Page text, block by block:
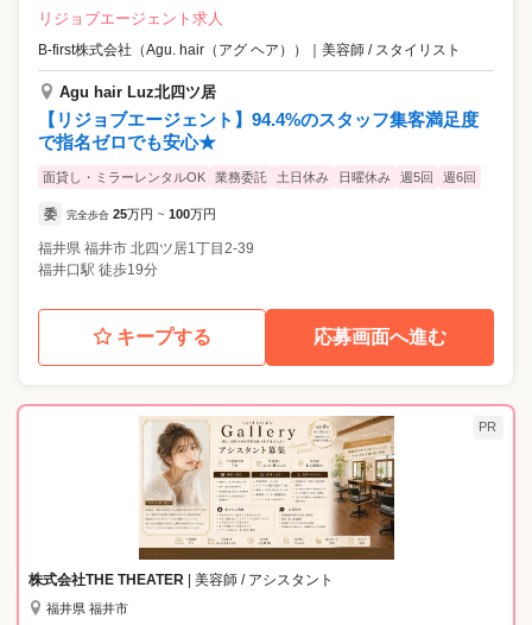
リジョブエージェント求人
B-first株式会社（Agu. hair（アグ ヘア）） 美容師 / スタイリスト
Agu hair Luz北四ツ居
【リジョブエージェント】94.4%のスタッフ集客満足度
で指名ゼロでも安心★
面貸し・ミラーレンタルOK 業務委託 土日休み 日曜休み 週5回 週6回
委 完全歩合 25万円 ~ 100万円
福井県 福井市 北四ツ居1丁目2-39
福井口駅 徒歩19分
キープする 応募画面へ進む
PR
株式会社THE THEATER | 美容師 / アシスタント
福井県 福井市